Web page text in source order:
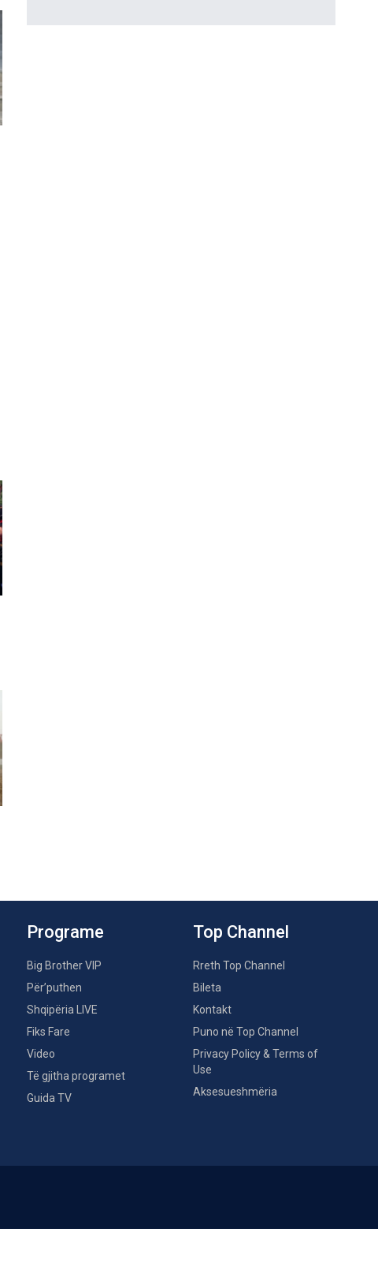
Programe
Big Brother VIP
Për’puthen
Shqipëria LIVE
Fiks Fare
Video
Të gjitha programet
Guida TV
Top Channel
Rreth Top Channel
Bileta
Kontakt
Puno në Top Channel
Privacy Policy & Terms of
Use
Aksesueshmëria